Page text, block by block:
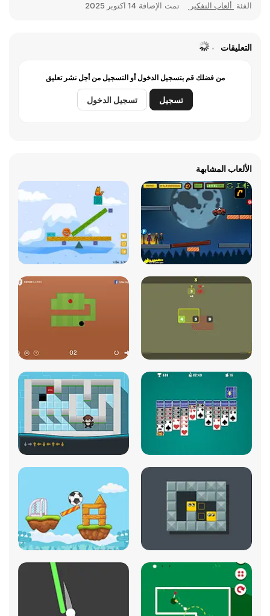
الفئة ألعاب التفكير تمت الإضافة 14 اكتوبر 2025
التعليقات
من فضلك قم بتسجيل الدخول أو التسجيل من أجل نشر تعليق
تسجيل تسجيل الدخول
الألعاب المشابهة